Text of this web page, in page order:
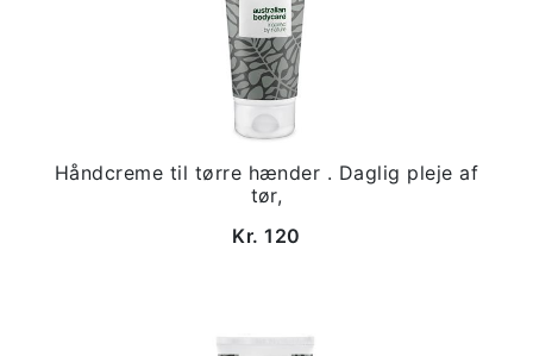
Håndcreme til tørre hænder . Daglig pleje af
tør,
Kr. 120